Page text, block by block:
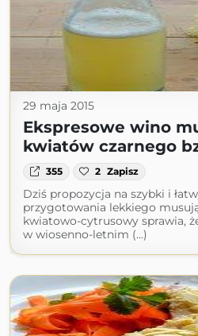
29 maja 2015
Ekspresowe wino
kwiatów czarnego
355 2 Zapisz
Dziś propozycja na szybki i
przygotowania lekkiego
kwiatowo-cytrusowy sprawia,
w wiosenno-letnim (...)